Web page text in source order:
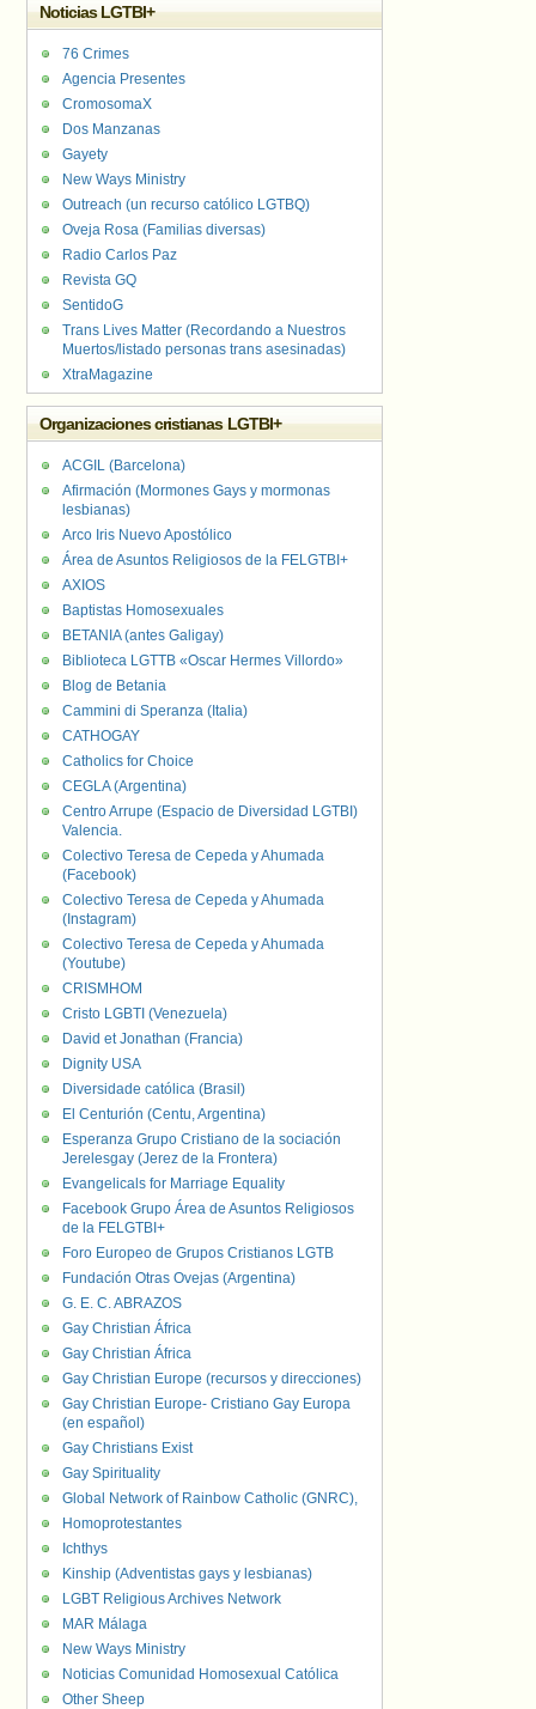
Noticias LGTBI+
76 Crimes
Agencia Presentes
CromosomaX
Dos Manzanas
Gayety
New Ways Ministry
Outreach (un recurso católico LGTBQ)
Oveja Rosa (Familias diversas)
Radio Carlos Paz
Revista GQ
SentidoG
Trans Lives Matter (Recordando a Nuestros
Muertos/listado personas trans asesinadas)
XtraMagazine
Organizaciones cristianas LGTBI+
ACGIL (Barcelona)
Afirmación (Mormones Gays y mormonas
lesbianas)
Arco Iris Nuevo Apostólico
Área de Asuntos Religiosos de la FELGTBI+
AXIOS
Baptistas Homosexuales
BETANIA (antes Galigay)
Biblioteca LGTTB «Oscar Hermes Villordo»
Blog de Betania
Cammini di Speranza (Italia)
CATHOGAY
Catholics for Choice
CEGLA (Argentina)
Centro Arrupe (Espacio de Diversidad LGTBI)
Valencia.
Colectivo Teresa de Cepeda y Ahumada
(Facebook)
Colectivo Teresa de Cepeda y Ahumada
(Instagram)
Colectivo Teresa de Cepeda y Ahumada
(Youtube)
CRISMHOM
Cristo LGBTI (Venezuela)
David et Jonathan (Francia)
Dignity USA
Diversidade católica (Brasil)
El Centurión (Centu, Argentina)
Esperanza Grupo Cristiano de la sociación
Jerelesgay (Jerez de la Frontera)
Evangelicals for Marriage Equality
Facebook Grupo Área de Asuntos Religiosos
de la FELGTBI+
Foro Europeo de Grupos Cristianos LGTB
Fundación Otras Ovejas (Argentina)
G. E. C. ABRAZOS
Gay Christian África
Gay Christian África
Gay Christian Europe (recursos y direcciones)
Gay Christian Europe- Cristiano Gay Europa
(en español)
Gay Christians Exist
Gay Spirituality
Global Network of Rainbow Catholic (GNRC),
Homoprotestantes
Ichthys
Kinship (Adventistas gays y lesbianas)
LGBT Religious Archives Network
MAR Málaga
New Ways Ministry
Noticias Comunidad Homosexual Católica
Other Sheep